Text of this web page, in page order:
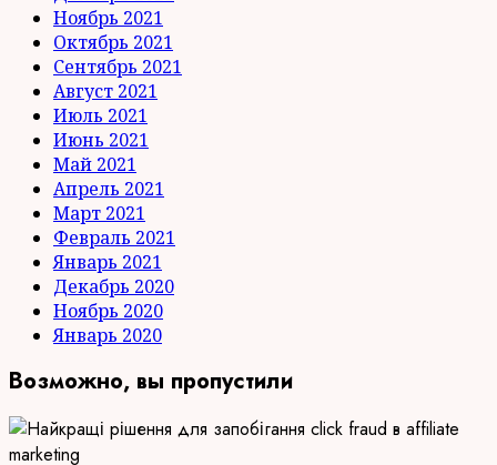
Ноябрь 2021
Октябрь 2021
Сентябрь 2021
Август 2021
Июль 2021
Июнь 2021
Май 2021
Апрель 2021
Март 2021
Февраль 2021
Январь 2021
Декабрь 2020
Ноябрь 2020
Январь 2020
Возможно, вы пропустили